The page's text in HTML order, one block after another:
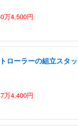
万4,500円
ローラーの組立スタ
万4,400円